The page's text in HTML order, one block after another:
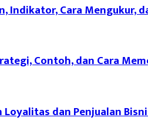
Indikator, Cara
Contoh, dan Cara
dan Penjualan